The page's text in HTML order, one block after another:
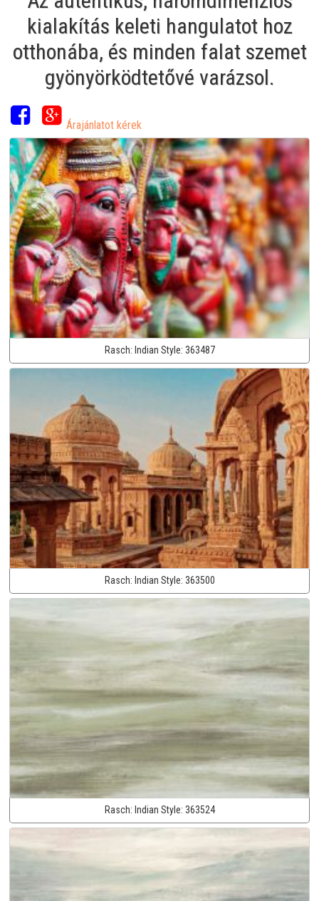
kialakítás keleti hangulatot hoz
otthonába, és minden falat szemet
gyönyörködtetővé varázsol.
Árajánlatot kérek
Rasch: Indian Style: 363487
Rasch: Indian Style: 363500
Rasch: Indian Style: 363524